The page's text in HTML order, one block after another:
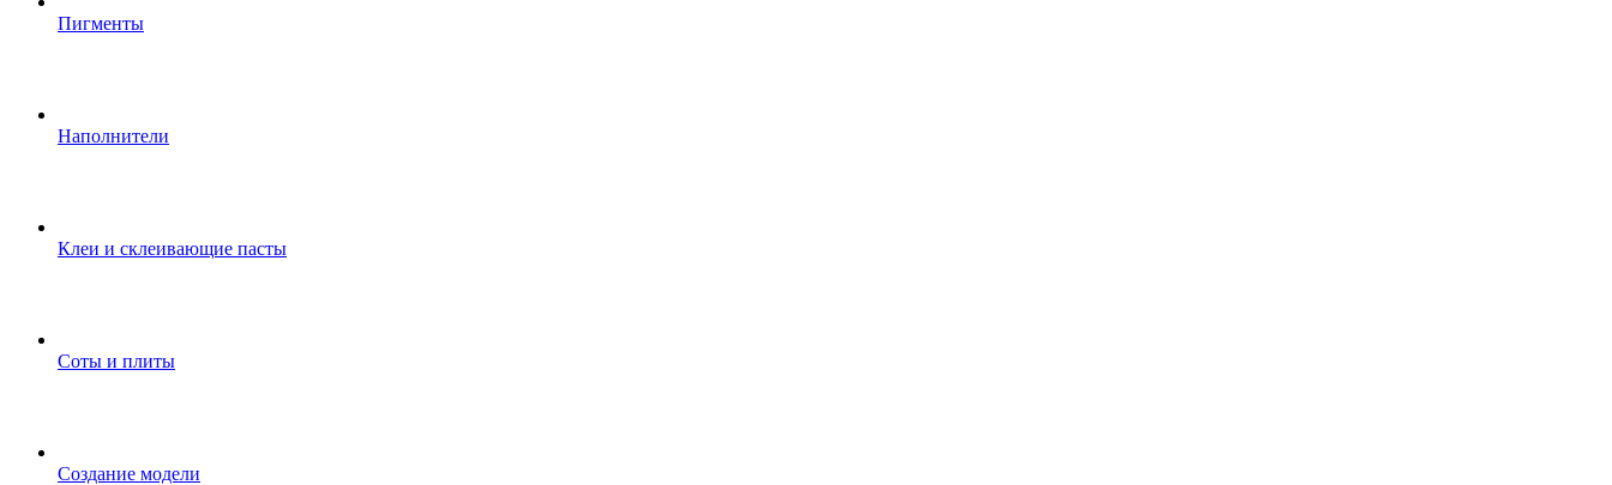
Пигменты
Наполнители
Клеи и склеивающие пасты
Соты и плиты
Создание модели